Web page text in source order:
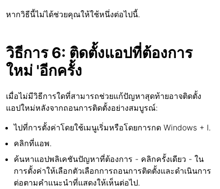
หากวิธีนี้ไม่ได้ช่วยคุณให้ใช้หนึ่งต่อไปนี้.
วิธีการ 6: ติดตั้งแอปที่ต้องการ
ใหม่ 'อีกครั้ง
เมื่อไม่มีวิธีการใดที่สามารถช่วยแก้ปัญหาสุดท้ายอาจติดตั้ง
แอปใหม่หลังจากถอนการติดตั้งอย่างสมบูรณ์:
ไปที่การตั้งค่าโดยใช้เมนูเริ่มหรือโดยการกด Windows + I.
คลิกที่แอพ.
ค้นหาแอปพลิเคชันปัญหาที่ต้องการ - คลิกครั้งเดียว - ใน
การตั้งค่าให้เลือกตัวเลือกการถอนการติดตั้งและดำเนินการ
ต่อตามคำแนะนำที่แสดงให้เห็นต่อไป.